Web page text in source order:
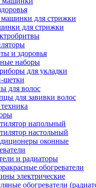
для стрижки
для стрижки
и здоровья
наборы
для укладки
щетки
для волос
для завивки волос
напольный
настольный
оконные
и радиаторы
обогреватели
электрические
обогреватели